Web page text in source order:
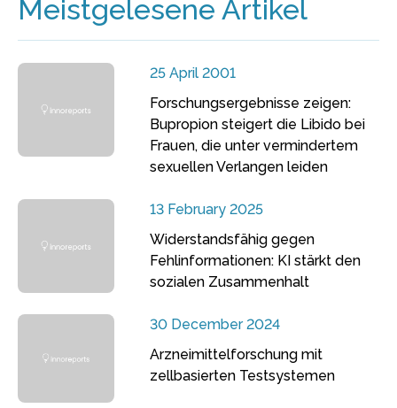
Meistgelesene Artikel
25 April 2001
Forschungsergebnisse zeigen:
Bupropion steigert die Libido bei
Frauen, die unter vermindertem
sexuellen Verlangen leiden
13 February 2025
Widerstandsfähig gegen
Fehlinformationen: KI stärkt den
sozialen Zusammenhalt
30 December 2024
Arzneimittelforschung mit
zellbasierten Testsystemen